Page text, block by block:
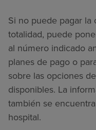
Si no puede pagar
totalidad, puede
al número indicado
planes de pago o
sobre las opciones
disponibles. La
también se
hospital.